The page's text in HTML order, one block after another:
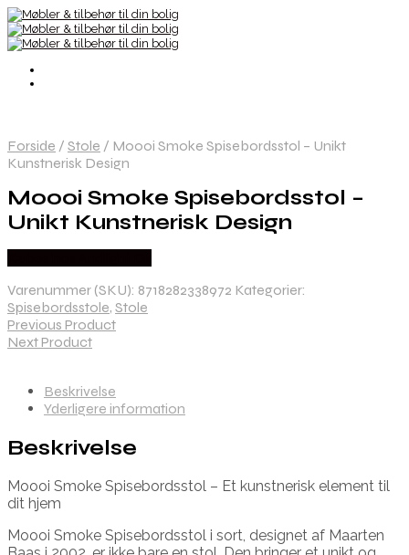
Forside / Stole / Moooi Smoke Spisebordsstol – Unikt
Kunstnerisk Design
Moooi Smoke Spisebordsstol –
Unikt Kunstnerisk Design
Varenummer (SKU): 8718282338972 Kategorier:
Spisebordsstole, Stole
Previous Product
Next Product
Beskrivelse
Yderligere information
Beskrivelse
Moooi Smoke Spisebordsstol – Et kunstnerisk element til
dit hjem
Moooi Smoke Spisebordsstol i sort, designet af Maarten